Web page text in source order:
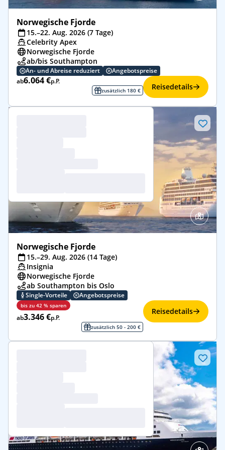
Norwegische Fjorde
15.–22. Aug. 2026 (7 Tage)
Celebrity Apex
Norwegische Fjorde
ab/bis Southampton
An- und Abreise reduziert
Angebotspreise
ab6.064 €p.P.
zusätzlich 180 € Reisedetails
Norwegische Fjorde
15.–29. Aug. 2026 (14 Tage)
Insignia
Norwegische Fjorde
ab Southampton bis Oslo
Single-Vorteile Angebotspreise
bis zu 42 % sparen
ab3.346 €p.P.
zusätzlich 50 - 200 €
Reisedetails